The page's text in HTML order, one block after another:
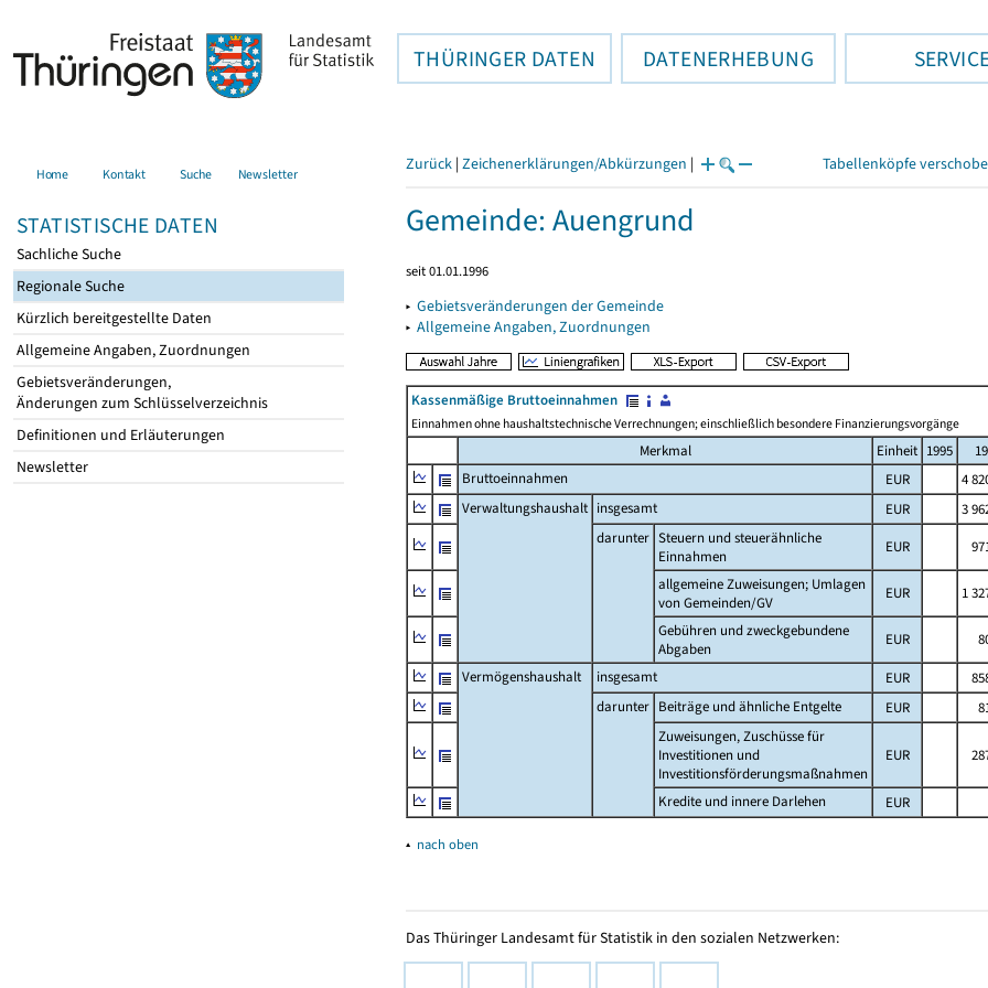
THÜRINGER DATEN DATENERHEBUNG
Home Kontakt Suche Newsletter
STATISTISCHE DATEN
Sachliche Suche
Regionale Suche
Kürzlich bereitgestellte Daten
Allgemeine Angaben, Zuordnungen
Gebietsveränderungen,
Änderungen zum Schlüsselverzeichnis
Definitionen und Erläuterungen
Newsletter
Zurück | Zeichenerklärungen/Abkürzungen | Tabellenköpfe
Gemeinde: Auengrund
seit 01.01.1996
▸ Gebietsveränderungen der Gemeinde
▸ Allgemeine Angaben, Zuordnungen
Kassenmäßige Bruttoeinnahmen
Einnahmen ohne haushaltstechnische Verrechnungen; einschließlich besondere Finanzierungsvorgänge
Merkmal Einheit 1995
Bruttoeinnahmen
EUR 4
Verwaltungshaushalt insgesamt EUR 3
darunter Steuern und steuerähnliche
Einnahmen
EUR
allgemeine Zuweisungen; Umlagen
von Gemeinden/GV
EUR 1
Gebühren und zweckgebundene
Abgaben
EUR
Vermögenshaushalt
insgesamt EUR
darunter Beiträge und ähnliche Entgelte EUR
Zuweisungen, Zuschüsse für
Investitionen und
Investitionsförderungsmaßnahmen
EUR
Kredite und innere Darlehen EUR
▴ nach oben
Das Thüringer Landesamt für Statistik in den sozialen Netzwerken: